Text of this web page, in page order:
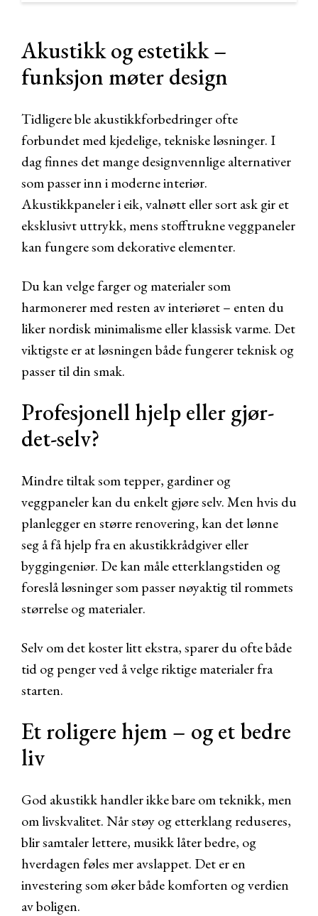
Akustikk og estetikk –
funksjon møter design
Tidligere ble akustikkforbedringer ofte
forbundet med kjedelige, tekniske løsninger. I
dag finnes det mange designvennlige alternativer
som passer inn i moderne interiør.
Akustikkpaneler i eik, valnøtt eller sort ask gir et
eksklusivt uttrykk, mens stofftrukne veggpaneler
kan fungere som dekorative elementer.
Du kan velge farger og materialer som
harmonerer med resten av interiøret – enten du
liker nordisk minimalisme eller klassisk varme. Det
viktigste er at løsningen både fungerer teknisk og
passer til din smak.
Profesjonell hjelp eller gjør-
det-selv?
Mindre tiltak som tepper, gardiner og
veggpaneler kan du enkelt gjøre selv. Men hvis du
planlegger en større renovering, kan det lønne
seg å få hjelp fra en akustikkrådgiver eller
byggingeniør. De kan måle etterklangstiden og
foreslå løsninger som passer nøyaktig til rommets
størrelse og materialer.
Selv om det koster litt ekstra, sparer du ofte både
tid og penger ved å velge riktige materialer fra
starten.
Et roligere hjem – og et bedre
liv
God akustikk handler ikke bare om teknikk, men
om livskvalitet. Når støy og etterklang reduseres,
blir samtaler lettere, musikk låter bedre, og
hverdagen føles mer avslappet. Det er en
investering som øker både komforten og verdien
av boligen.